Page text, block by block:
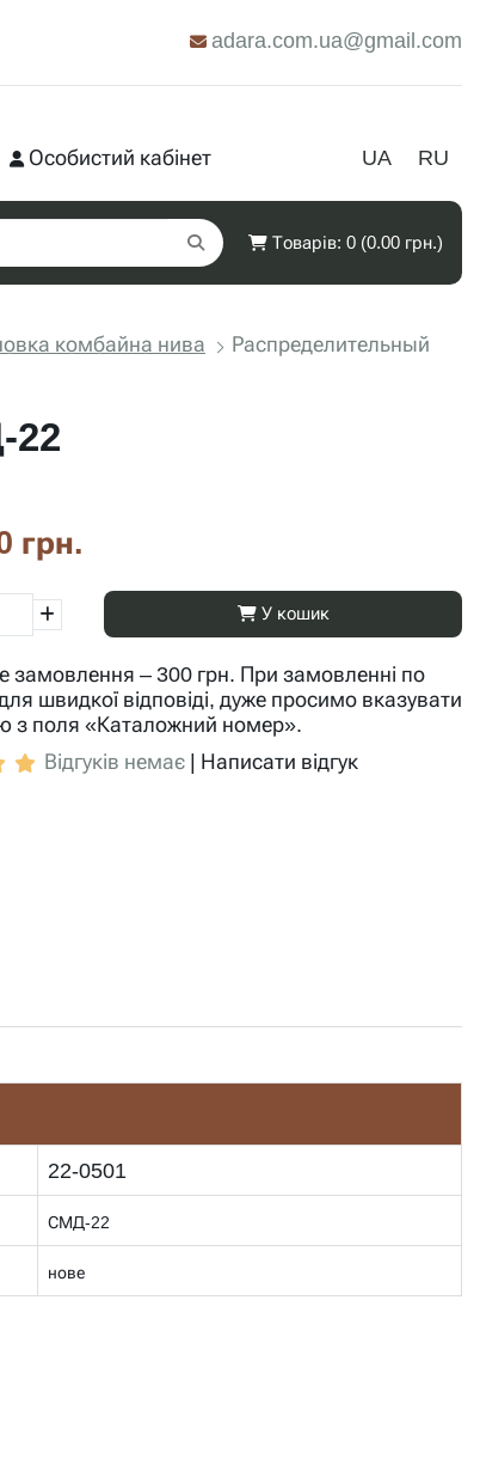
adara.com.ua@gmail.com
UA RU
Особистий кабінет
Товарів: 0 (0.00 грн.)
комбайна нива
Распределительный
22
грн.
У кошик
замовлення – 300 грн. При замовленні по
швидкої відповіді, дуже просимо вказувати
з поля «Каталожний номер».
Відгуків немає | Написати відгук
22-0501
СМД-22
нове